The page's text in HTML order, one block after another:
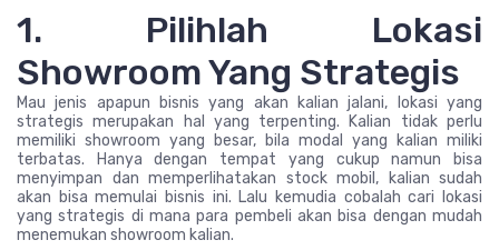
1. Pilihlah Lokasi
Showroom Yang Strategis
Mau jenis apapun bisnis yang akan kalian jalani, lokasi yang
strategis merupakan hal yang terpenting. Kalian tidak perlu
memiliki showroom yang besar, bila modal yang kalian miliki
terbatas. Hanya dengan tempat yang cukup namun bisa
menyimpan dan memperlihatakan stock mobil, kalian sudah
akan bisa memulai bisnis ini. Lalu kemudia cobalah cari lokasi
yang strategis di mana para pembeli akan bisa dengan mudah
menemukan showroom kalian.